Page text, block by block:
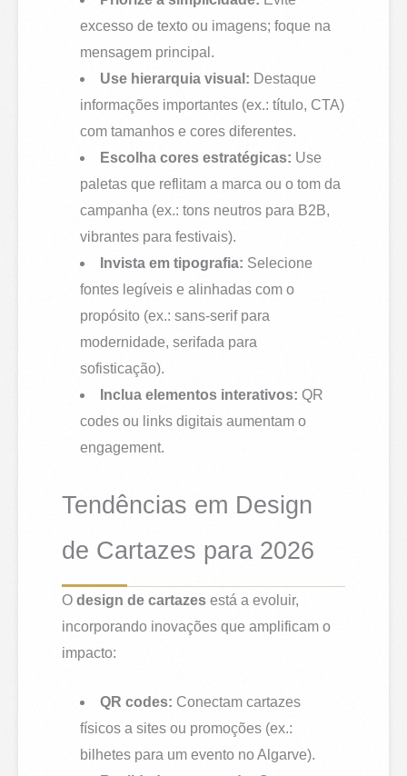
excesso de texto ou imagens; foque na
mensagem principal.
Use hierarquia visual: Destaque
informações importantes (ex.: título, CTA)
com tamanhos e cores diferentes.
Escolha cores estratégicas: Use
paletas que reflitam a marca ou o tom da
campanha (ex.: tons neutros para B2B,
vibrantes para festivais).
Invista em tipografia: Selecione
fontes legíveis e alinhadas com o
propósito (ex.: sans-serif para
modernidade, serifada para
sofisticação).
Inclua elementos interativos: QR
codes ou links digitais aumentam o
engagement.
Tendências em Design
de Cartazes para 2026
Odesign de cartazes está a evoluir,
incorporando inovações que amplificam o
impacto:
QR codes: Conectam cartazes
físicos a sites ou promoções (ex.:
bilhetes para um evento no Algarve).